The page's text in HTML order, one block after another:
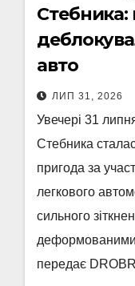
Стебника:
авто
ЛИП 31, 2026
Увечері 31
Стебника
пригода за
легкового
сильного
деформованими
передає